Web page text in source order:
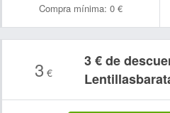
Compra mínima: 0 €
3 €
3 € de